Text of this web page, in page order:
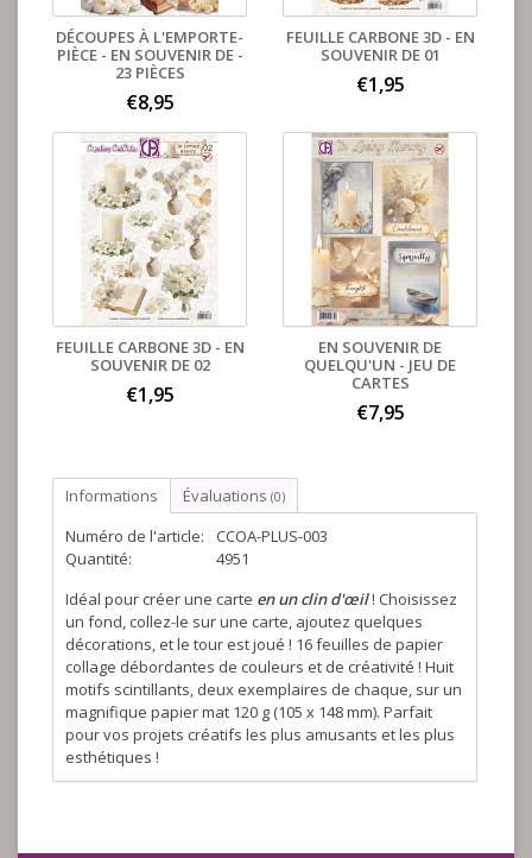
DÉCOUPES À L'EMPORTE-
PIÈCE - EN SOUVENIR DE -
23 PIÈCES
€8,95
FEUILLE CARBONE 3D - EN
SOUVENIR DE 01
€1,95
FEUILLE CARBONE 3D - EN
SOUVENIR DE 02
€1,95
EN SOUVENIR DE
QUELQU'UN - JEU DE
CARTES
€7,95
Informations Évaluations (0)
Numéro de l'article:
CCOA-PLUS-003
Quantité:
4951
Idéal pour créer une carte en un clin d'œil! Choisissez
un fond, collez-le sur une carte, ajoutez quelques
décorations, et le tour est joué ! 16 feuilles de papier
collage débordantes de couleurs et de créativité ! Huit
motifs scintillants, deux exemplaires de chaque, sur un
magnifique papier mat 120 g (105 x 148 mm). Parfait
pour vos projets créatifs les plus amusants et les plus
esthétiques !